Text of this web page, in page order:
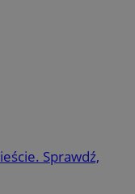
Sprawdź,